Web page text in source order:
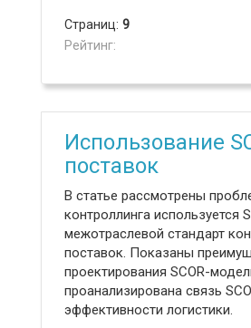
Страниц: 9
Рейтинг:
Использование
поставок
В статье рассмотрены
контроллинга
межотраслевой стандарт
поставок. Показаны
проектирования SCOR-
проанализирована связь
эффективности логистики.